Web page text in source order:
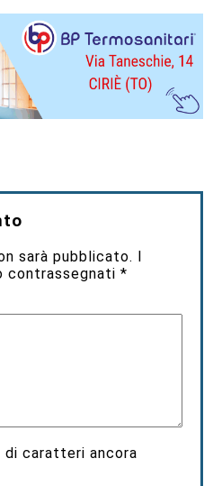
sarà pubblicato. I
contrassegnati*
di caratteri ancora